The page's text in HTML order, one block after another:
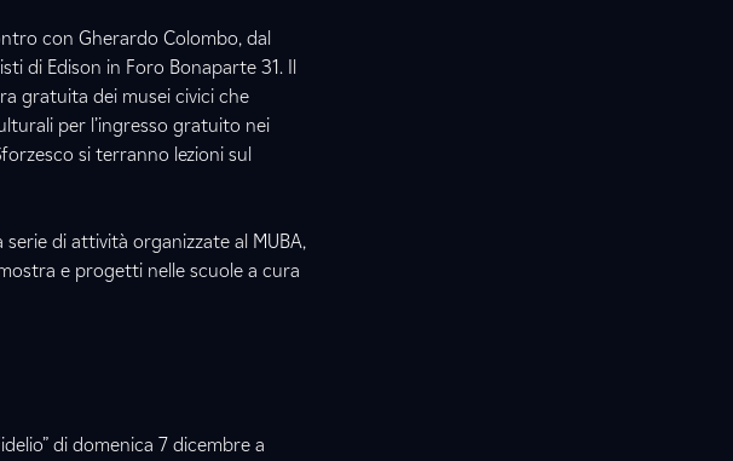
con Gherardo Colombo, dal
di Edison in Foro Bonaparte 31. Il
gratuita dei musei civici che
per l’ingresso gratuito nei
si terranno lezioni sul
di attività organizzate al MUBA,
e progetti nelle scuole a cura
di domenica 7 dicembre a